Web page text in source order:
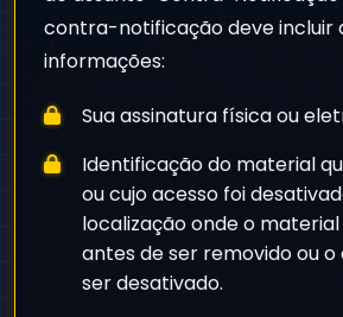
contra-notificação deve incluir
informações:
Sua assinatura física ou
Identificação do material
ou cujo acesso foi
localização onde o
antes de ser removido ou o
ser desativado.